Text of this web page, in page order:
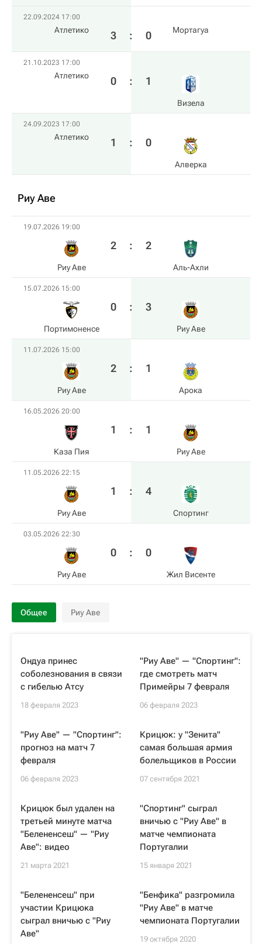
22.09.2024 17:00
Атлетико 3 : 0 Мортагуа
21.10.2023 17:00
Атлетико 0 : 1
Визела
24.09.2023 17:00
Атлетико 1 : 0
Алверка
Риу Аве
19.07.2026 19:00
Риу Аве
2 : 2
Аль-Ахли
15.07.2026 15:00
Портимоненсе
0 : 3
Риу Аве
11.07.2026 15:00
Риу Аве
2 : 1
Арока
16.05.2026 20:00
Каза Пия
1 : 1
Риу Аве
11.05.2026 22:15
Риу Аве
1 : 4
Спортинг
03.05.2026 22:30
Риу Аве
0 : 0
Жил Висенте
Общее Риу Аве
Ондуа принес
соболезнования в связи
с гибелью Атсу
18 февраля 2023
"Риу Аве" — "Спортинг":
где смотреть матч
Примейры 7 февраля
06 февраля 2023
"Риу Аве" — "Спортинг":
прогноз на матч 7
февраля
06 февраля 2023
Крицюк: у "Зенита"
самая большая армия
болельщиков в России
07 сентября 2021
Крицюк был удален на
третьей минуте матча
"Белененсеш" — "Риу
Аве": видео
21 марта 2021
"Спортинг" сыграл
вничью с "Риу Аве" в
матче чемпионата
Португалии
15 января 2021
"Белененсеш" при
участии Крицюка
сыграл вничью с "Риу
Аве"
"Бенфика" разгромила
"Риу Аве" в матче
чемпионата Португалии
19 октября 2020